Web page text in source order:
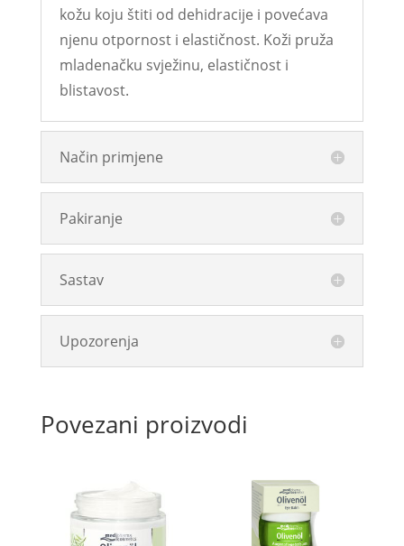
kožu koju štiti od dehidracije i povećava
njenu otpornost i elastičnost. Koži pruža
mladenačku svježinu, elastičnost i
blistavost.
Način primjene
Pakiranje
Sastav
Upozorenja
Povezani proizvodi